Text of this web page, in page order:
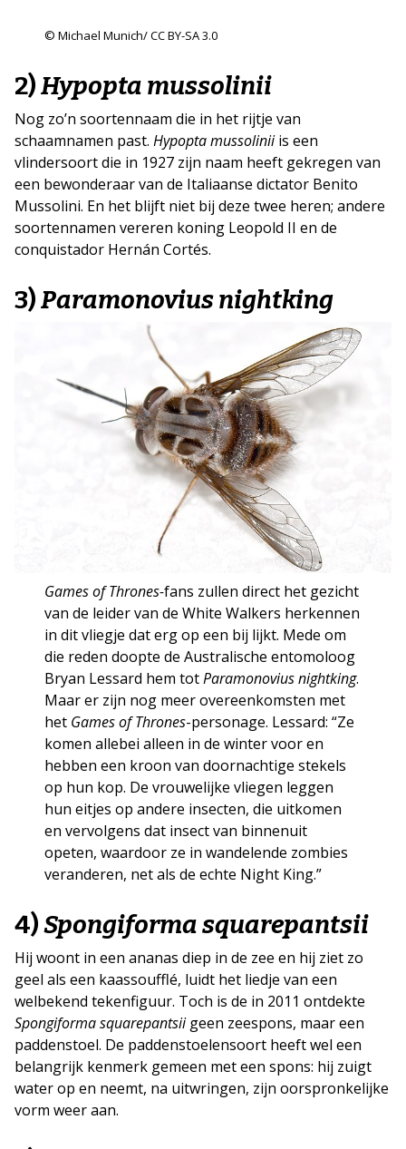
© Michael Munich/ CC BY-SA 3.0
2)Hypopta mussolinii
Nog zo’n soortennaam die in het rijtje van
schaamnamen past. Hypopta mussoliniiis een
vlindersoort die in 1927 zijn naam heeft gekregen van
een bewonderaar van de Italiaanse dictator Benito
Mussolini. En het blijft niet bij deze twee heren; andere
soortennamen vereren koning Leopold II en de
conquistador Hernán Cortés.
3)Paramonovius nightking
Games of Thrones-fans zullen direct het gezicht
van de leider van de White Walkers herkennen
in dit vliegje dat erg op een bij lijkt. Mede om
die reden doopte de Australische entomoloog
Bryan Lessard hem totParamonovius nightking.
Maar er zijn nog meer overeenkomsten met
het Games of Thrones-personage. Lessard: “Ze
komen allebei alleen in de winter voor en
hebben een kroon van doornachtige stekels
op hun kop. De vrouwelijke vliegen leggen
hun eitjes op andere insecten, die uitkomen
en vervolgens dat insect van binnenuit
opeten, waardoor ze in wandelende zombies
veranderen, net als de echte Night King.”
4)Spongiforma squarepantsii
Hij woont in een ananas diep in de zee en hij ziet zo
geel als een kaassoufflé, luidt het liedje van een
welbekend tekenfiguur. Toch is de in 2011 ontdekte
Spongiforma squarepantsiigeen zeespons, maar een
paddenstoel. De paddenstoelensoort heeft wel een
belangrijk kenmerk gemeen met een spons: hij zuigt
water op en neemt, na uitwringen, zijn oorspronkelijke
vorm weer aan.